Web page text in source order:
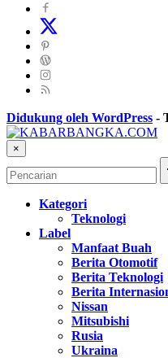
Didukung oleh WordPress -
×
Kategori
Teknologi
Label
Manfaat Buah
Berita Otomotif
Berita Teknologi
Berita
Nissan
Mitsubishi
Rusia
Ukraina